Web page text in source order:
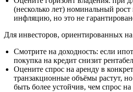
(несколько лет) номинальный
инфляцию, но это не
Для инвесторов, ориентированных
Смотрите на доходность: если
покупка на кредит снизит
Оцените спрос на аренду в
транзакционные объёмы растут,
быть более устойчив, чем спрос